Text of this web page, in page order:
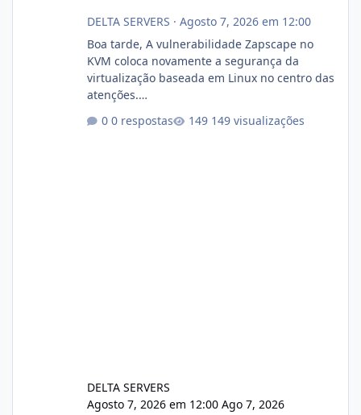
DELTA SERVERS · Agosto 7, 2026 em 12:00
Boa tarde, A vulnerabilidade Zapscape no
KVM coloca novamente a segurança da
virtualização baseada em Linux no centro das
atenções.
xjx23zz5f Criamos uma breve explicação:
0 respostas 149 visualizações
DELTA SERVERS
Agosto 7, 2026 em 12:00 Ago 7, 2026